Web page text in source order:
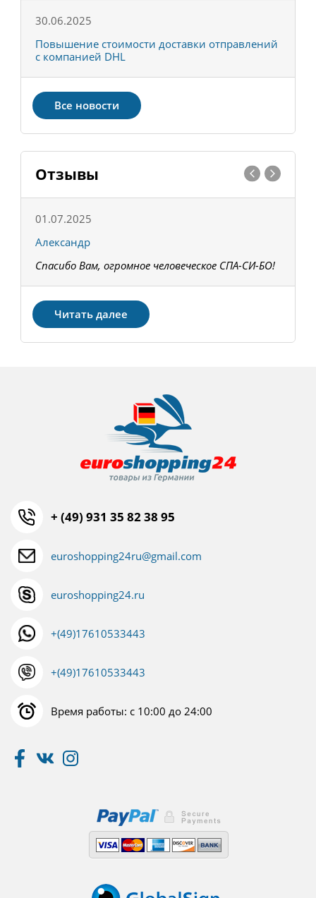
30.06.2025
Повышение стоимости доставки отправлений
с компанией DHL
Все новости
Отзывы
01.07.2025
Александр
Спасибо Вам, огромное человеческое СПА-СИ-БО!
Читать далее
+ (49) 931 35 82 38 95
euroshopping24ru@gmail.com
euroshopping24.ru
+(49)17610533443
+(49)17610533443
Время работы: с 10:00 до 24:00